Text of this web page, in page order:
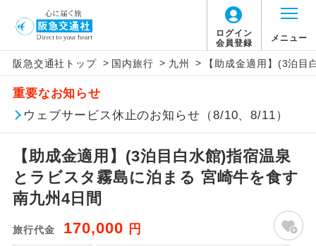
ログイン
会員登録
メニュー
阪急交通社トップ > 国内旅行 > 九州 > 【助成金適用】(3泊
重要なお知らせ
ウェブサービス休止のお知らせ（8/10、8/11）
【助成金適用】(3泊目白水館)指宿温泉
とラビスタ霧島に泊まる 宮崎牛を食す
南九州4日間
旅行代金 170,000 円
【国内旅客施設使用料について】
旅行代金に国内旅客施設使用料は含まれてお
りません。別途お支払いが必要となります。
羽田空港往復：大人900円、子供900円、幼児
900円
2026/10/6〜2027/6/4 羽田空港往復：大人
1,160円、子供1,160円、幼児1,160円
2027/6/5〜 羽田空港往復：大人1,180円、子
アイコン 説明
添乗員同行
往路出発空港（駅）から復路到着空港
（駅）まで同行します。
現地添乗員同
行
現地到着空港（駅）から最終日出発空港
（駅）まで添乗員が同行します。
バスガイド乗
があります。